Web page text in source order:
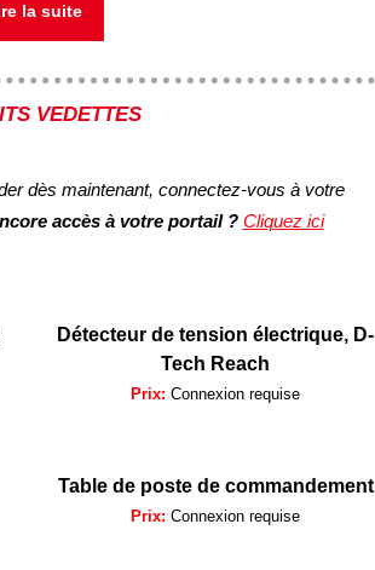
la suite
VEDETTES
dès maintenant, connectez-vous à votre
accès à votre portail ? Cliquez ici
Détecteur de tension électrique, D-
Tech Reach
Prix: Connexion requise
Table de poste de commandement
Prix: Connexion requise